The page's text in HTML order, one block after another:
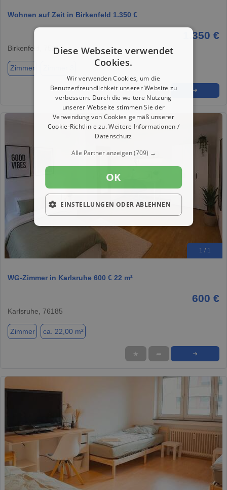
Wohnen auf Zeit in Birkenfeld 1.350 €
1.350 €
Birkenfeld, 75217
Zimmer
★ ➦ ➜
1 / 1
WG-Zimmer in Karlsruhe 600 € 22 m²
600 €
Karlsruhe, 76185
Zimmer ca. 22,00 m²
★ ➦ ➜
Diese Webseite verwendet
Cookies.
Wir verwenden Cookies, um die
Benutzerfreundlichkeit unserer Website zu
verbessern. Durch die weitere Nutzung
unserer Webseite stimmen Sie der
Verwendung von Cookies gemäß unserer
Cookie-Richtlinie zu.Weitere Informationen /
Datenschutz
Alle Partner anzeigen(709) →
OK
EINSTELLUNGEN ODER ABLEHNEN